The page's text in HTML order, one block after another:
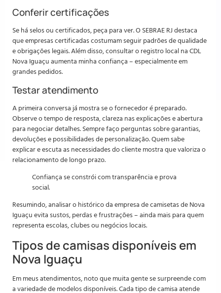
Conferir certificações
Se há selos ou certificados, peça para ver. O SEBRAE RJ destaca
que empresas certificadas costumam seguir padrões de qualidade
e obrigações legais. Além disso, consultar o registro local na CDL
Nova Iguaçu aumenta minha confiança – especialmente em
grandes pedidos.
Testar atendimento
A primeira conversa já mostra se o fornecedor é preparado.
Observe o tempo de resposta, clareza nas explicações e abertura
para negociar detalhes. Sempre faço perguntas sobre garantias,
devoluções e possibilidades de personalização. Quem sabe
explicar e escuta as necessidades do cliente mostra que valoriza o
relacionamento de longo prazo.
Confiança se constrói com transparência e prova
social.
Resumindo, analisar o histórico da empresa de camisetas de Nova
Iguaçu evita sustos, perdas e frustrações – ainda mais para quem
representa escolas, clubes ou negócios locais.
Tipos de camisas disponíveis em
Nova Iguaçu
Em meus atendimentos, noto que muita gente se surpreende com
a variedade de modelos disponíveis. Cada tipo de camisa atende